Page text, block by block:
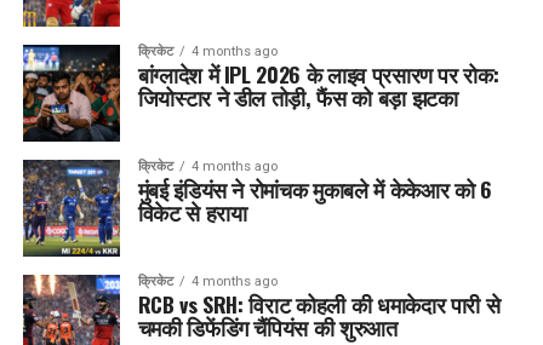
क्रिकेट 4 months ago
बांग्लादेश में IPL 2026 के लाइव प्रसारण पर रोक:
जियोस्टार ने डील तोड़ी, फैंस को बड़ा झटका
क्रिकेट 4 months ago
मुंबई इंडियंस ने रोमांचक मुकाबले में केकेआर को 6
विकेट से हराया
क्रिकेट 4 months ago
RCB vs SRH: विराट कोहली की धमाकेदार पारी से
चमकी डिफेंडिंग चैंपियंस की शुरुआत